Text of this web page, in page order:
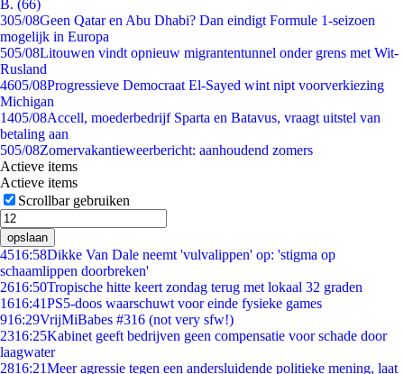
B. (66)
305/08Geen Qatar en Abu Dhabi? Dan eindigt Formule 1-seizoen
mogelijk in Europa
505/08Litouwen vindt opnieuw migrantentunnel onder grens met Wit-
Rusland
4605/08Progressieve Democraat El-Sayed wint nipt voorverkiezing
Michigan
1405/08Accell, moederbedrijf Sparta en Batavus, vraagt uitstel van
betaling aan
505/08Zomervakantieweerbericht: aanhoudend zomers
Actieve items
Actieve items
Scrollbar gebruiken
opslaan
4516:58Dikke Van Dale neemt 'vulvalippen' op: 'stigma op
schaamlippen doorbreken'
2616:50Tropische hitte keert zondag terug met lokaal 32 graden
1616:41PS5-doos waarschuwt voor einde fysieke games
916:29VrijMiBabes #316 (not very sfw!)
2316:25Kabinet geeft bedrijven geen compensatie voor schade door
laagwater
2816:21Meer agressie tegen een andersluidende politieke mening, laat